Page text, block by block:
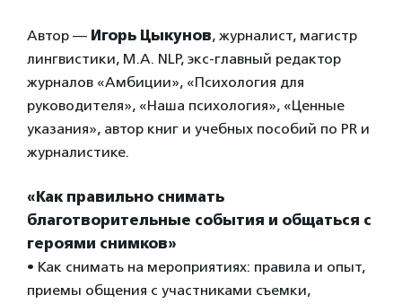
Автор — Игорь Цыкунов, журналист, магистр
лингвистики, М.А. NLP, экс-главный редактор
журналов «Амбиции», «Психология для
руководителя», «Наша психология», «Ценные
указания», автор книг и учебных пособий по PR и
журналистике.
«Как правильно снимать
благотворительные события и общаться с
героями снимков»
• Как снимать на мероприятиях: правила и опыт,
приемы общения с участниками съемки,